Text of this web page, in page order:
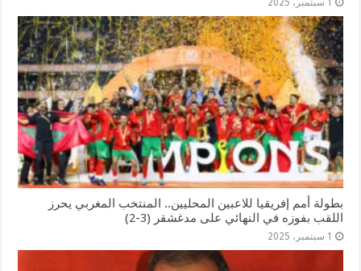
بطولة أمم إفريقيا للاعبين المحليين.. المنتخب المغربي يحرز
اللقب بفوزه في النهائي على مدغشقر (3-2)
1 سبتمبر، 2025